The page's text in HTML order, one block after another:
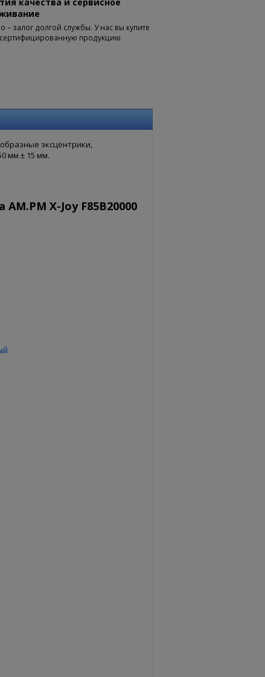
– залог долгой службы. У нас вы купите
продукцию
эксцентрики,
мм ± 15 мм.
X-Joy F85B20000